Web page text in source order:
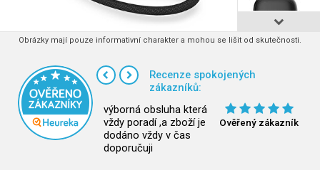
Obrázky mají pouze informativní charakter a mohou se lišit od skutečnosti.
Recenze spokojených
zákazníků:
výborná obsluha která
vždy poradí ,a zboží je
dodáno vždy v čas
doporučuji
Ověřený zákazník